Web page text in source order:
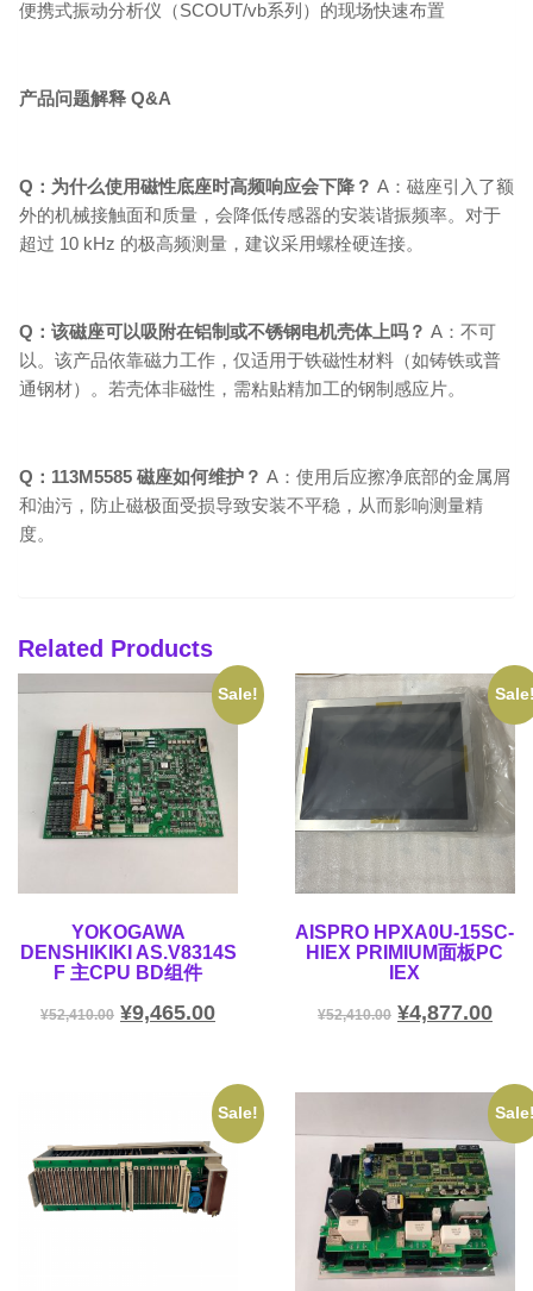
便携式振动分析仪（SCOUT/vb系列）的现场快速布置
产品问题解释 Q&A
Q：为什么使用磁性底座时高频响应会下降？ A：磁座引入了额
外的机械接触面和质量，会降低传感器的安装谐振频率。对于
超过 10 kHz 的极高频测量，建议采用螺栓硬连接。
Q：该磁座可以吸附在铝制或不锈钢电机壳体上吗？ A：不可
以。该产品依靠磁力工作，仅适用于铁磁性材料（如铸铁或普
通钢材）。若壳体非磁性，需粘贴精加工的钢制感应片。
Q：113M5585 磁座如何维护？ A：使用后应擦净底部的金属屑
和油污，防止磁极面受损导致安装不平稳，从而影响测量精
度。
Related Products
Sale!
YOKOGAWA
DENSHIKIKI AS.V8314S
F 主CPU BD组件
¥52,410.00 ¥9,465.00
AISPRO HPXA0U-15SC-
HIEX PRIMIUM面板PC
IEX
¥52,410.00 ¥4,877.00
Sale!